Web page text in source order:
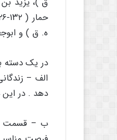
ه. ق ) و ابوجعفر
در یک دسته
الف –
دهد . در این دوره ( ۸۳-۱۱۴ ) امام صادق (علیه السلام) از علم و تقوی و